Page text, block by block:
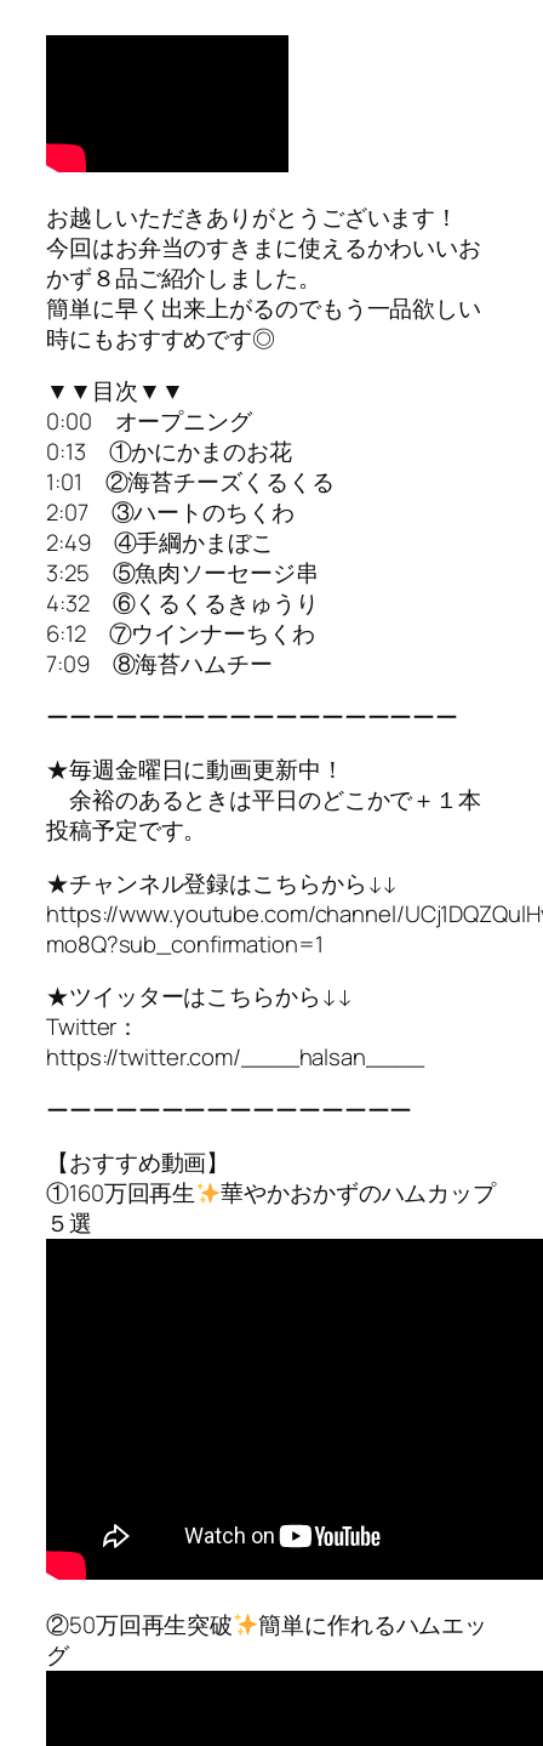
お越しいただきありがとうございます！
今回はお弁当のすきまに使えるかわいいお
かず８品ご紹介しました。
簡単に早く出来上がるのでもう一品欲しい
時にもおすすめです◎
▼▼目次▼▼
0:00 オープニング
0:13 ①かにかまのお花
1:01 ②海苔チーズくるくる
2:07 ③ハートのちくわ
2:49 ④手綱かまぼこ
3:25 ⑤魚肉ソーセージ串
4:32 ⑥くるくるきゅうり
6:12 ⑦ウインナーちくわ
7:09 ⑧海苔ハムチー
ーーーーーーーーーーーーーーーーーー
★毎週金曜日に動画更新中！
余裕のあるときは平日のどこかで＋１本
投稿予定です。
★チャンネル登録はこちらから↓↓
https://www.youtube.com/channel/
mo8Q?sub_confirmation=1
★ツイッターはこちらから↓↓
Twitter：
https://twitter.com/____halsan____
ーーーーーーーーーーーーーーーー
【おすすめ動画】
①160万回再生
華やかおかずのハムカップ
５選
②50万回再生突破
簡単に作れるハムエッ
グ